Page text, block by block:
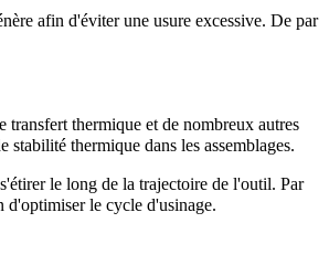
afin d'éviter une usure excessive. De par
thermique et de nombreux autres
thermique dans les assemblages.
le long de la trajectoire de l'outil. Par
d'optimiser le cycle d'usinage.